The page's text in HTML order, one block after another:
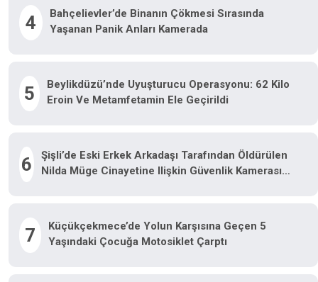
4
Bahçelievler’de Binanın Çökmesi Sırasında
Yaşanan Panik Anları Kamerada
5
Beylikdüzü’nde Uyuşturucu Operasyonu: 62 Kilo
Eroin Ve Metamfetamin Ele Geçirildi
6
Şişli’de Eski Erkek Arkadaşı Tarafından Öldürülen
Nilda Müge Cinayetine Ilişkin Güvenlik Kamerası
7
Küçükçekmece’de Yolun Karşısına Geçen 5
Yaşındaki Çocuğa Motosiklet Çarptı